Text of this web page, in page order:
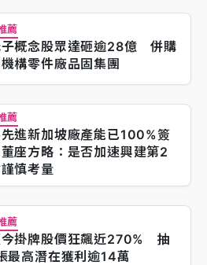
薦
概念股眾達砸逾28億 併購
構零件廠品固集團
薦
進新加坡廠產能已100%簽
座方略：是否加速興建第2
慎考量
薦
掛牌股價狂飆近270% 抽
最高潛在獲利逾14萬